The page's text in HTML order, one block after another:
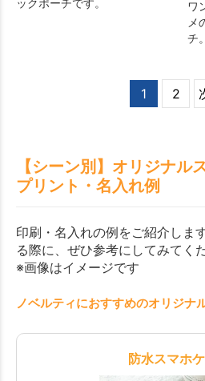
ワ
メ
チ。
1 2
【シーン別】オリジナル
プリント・名入れ例
印刷・名入れの例をご紹介しま
る際に、ぜひ参考にしてみてく
※画像はイメージです
ノベルティにおすすめのオリジナ
防水スマホ